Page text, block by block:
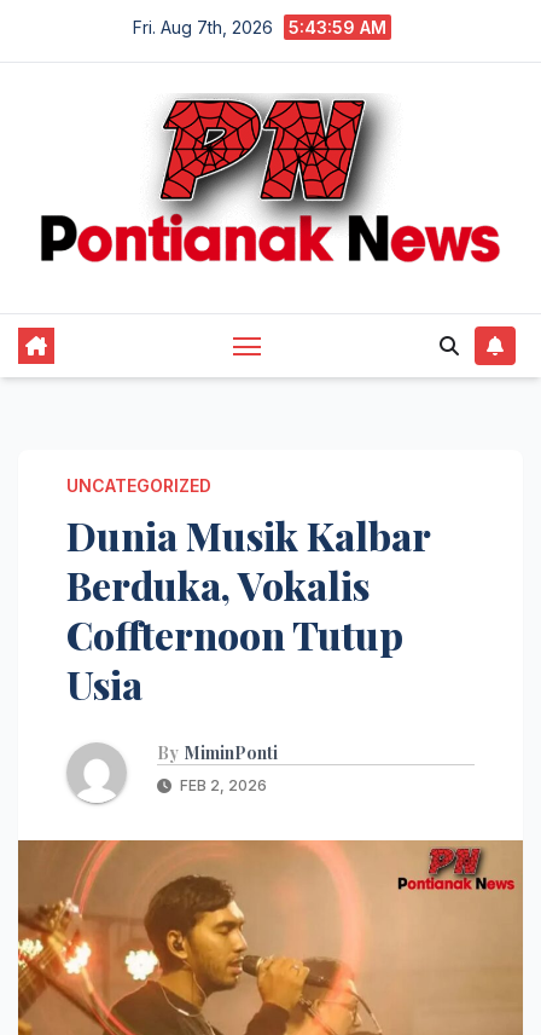
Fri. Aug 7th, 2026 5:43:59 AM
UNCATEGORIZED
Dunia Musik Kalbar
Berduka, Vokalis
Coffternoon Tutup
Usia
By MiminPonti
FEB 2, 2026